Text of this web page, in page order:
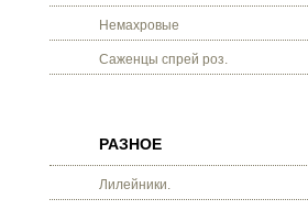
Немахровые
Саженцы спрей роз.
РАЗНОЕ
Лилейники.